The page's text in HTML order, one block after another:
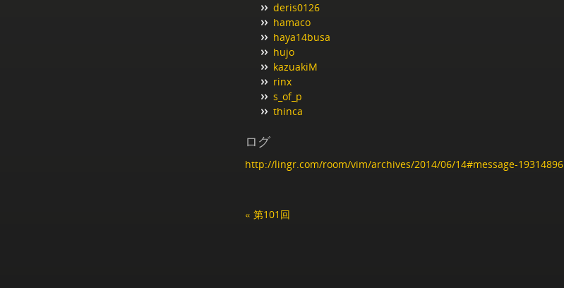
deris0126
hamaco
haya14busa
hujo
kazuakiM
rinx
s_of_p
thinca
ログ
http://lingr.com/room/vim/archives/2014/06/14#message-19314896
« 第101回